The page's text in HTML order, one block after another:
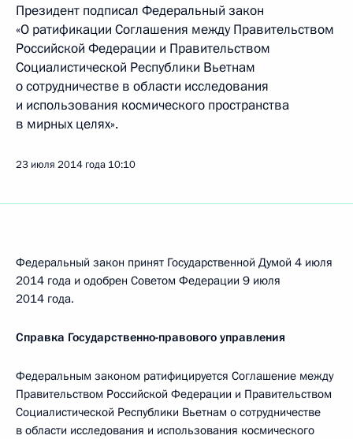
Президент подписал Федеральный закон
«О ратификации Соглашения между Правительством
Российской Федерации и Правительством
Социалистической Республики Вьетнам
о сотрудничестве в области исследования
и использования космического пространства
в мирных целях».
23 июля 2014 года 10:10
Федеральный закон принят Государственной Думой 4 июля
2014 года и одобрен Советом Федерации 9 июля
2014 года.
Справка Государственно-правового управления
Федеральным законом ратифицируется Соглашение между
Правительством Российской Федерации и Правительством
Социалистической Республики Вьетнам о сотрудничестве
в области исследования и использования космического